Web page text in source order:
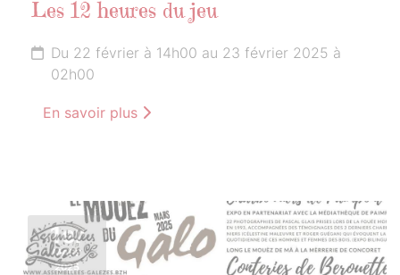
Les 12 heures du jeu
Du 22 février à 14h00 au 23 février 2025 à
02h00
En savoir plus
1er
MARS
2025